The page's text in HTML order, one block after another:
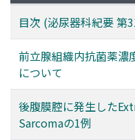
目次 (泌尿器科紀要 第
前立腺組織内抗菌薬濃
について
後腹膜腔に発生した
Sarcomaの1例